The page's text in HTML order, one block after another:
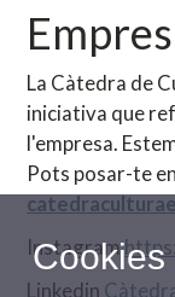
La Càtedra de
iniciativa que
l'empresa.
Pots posar-te
Instagram
Linkedin